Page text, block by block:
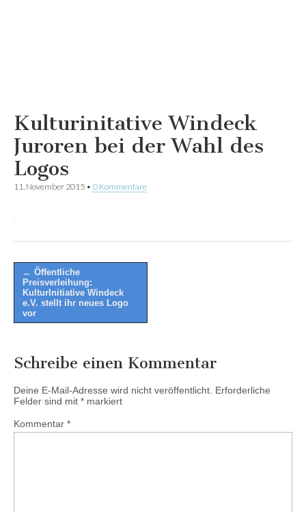
Kulturinitative Windeck
Juroren bei der Wahl des
Logos
11. November 2015 • 0 Kommentare
Post
navigation
← Öffentliche
Preisverleihung:
KulturInitiative Windeck
e.V. stellt ihr neues Logo
vor
Schreibe einen Kommentar
Deine E-Mail-Adresse wird nicht veröffentlicht. Erforderliche
Felder sind mit * markiert
Kommentar *